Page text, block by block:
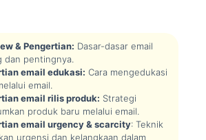
& Pengertian: Dasar-dasar email
dan pentingnya.
email edukasi: Cara mengedukasi
email.
email rilis produk: Strategi
produk baru melalui email.
email urgency & scarcity: Teknik
urgensi dan kelangkaan dalam